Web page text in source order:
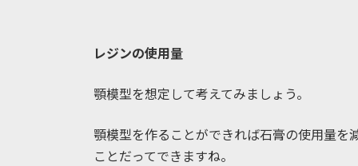
レジンの使用量
顎模型を想定して考えてみましょう。
顎模型を作ることができれば石膏の使用量
ことだってできますね。